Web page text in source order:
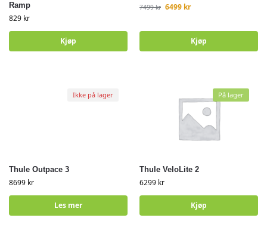
Ramp
829 kr
Kjøp
7499kr 6499 kr
Kjøp
Thule Outpace 3
8699 kr
Les mer
Ikke på lager
Thule VeloLite 2
6299 kr
Kjøp
På lager